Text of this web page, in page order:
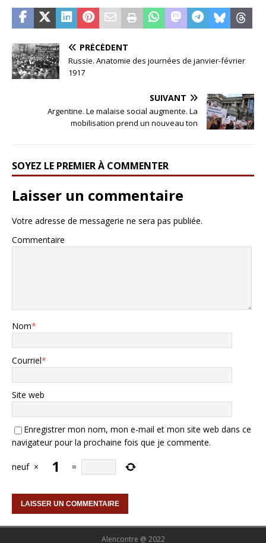
PRÉCÉDENT
Russie. Anatomie des journées de janvier-février
1917
SUIVANT
Argentine. Le malaise social augmente. La
mobilisation prend un nouveau ton
SOYEZ LE PREMIER À COMMENTER
Laisser un commentaire
Votre adresse de messagerie ne sera pas publiée.
Commentaire
Nom*
Courriel*
Site web
Enregistrer mon nom, mon e-mail et mon site web dans ce
navigateur pour la prochaine fois que je commente.
neuf × =
Alencontre @ 2022